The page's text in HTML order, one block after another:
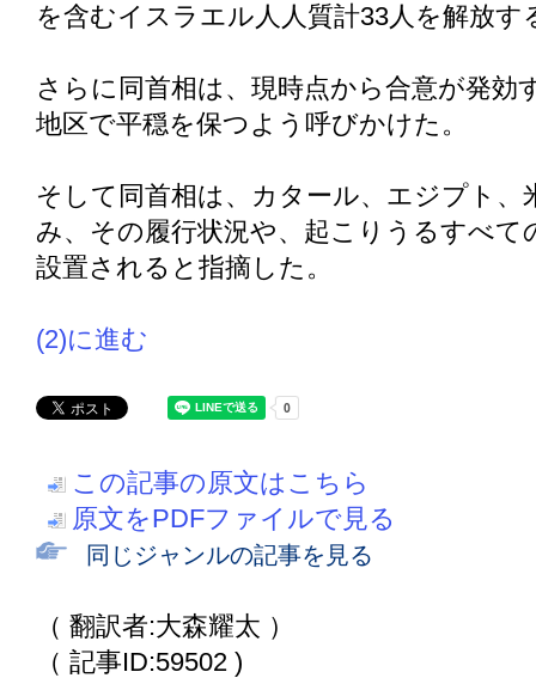
を含むイスラエル人人質計33人を解放
さらに同首相は、現時点から合意が発効
地区で平穏を保つよう呼びかけた。
そして同首相は、カタール、エジプト、
み、その履行状況や、起こりうるすべ
設置されると指摘した。
(2)に進む
この記事の原文はこちら
原文をPDFファイルで見る
同じジャンルの記事を見る
（ 翻訳者:大森耀太 ）
（ 記事ID:59502 )